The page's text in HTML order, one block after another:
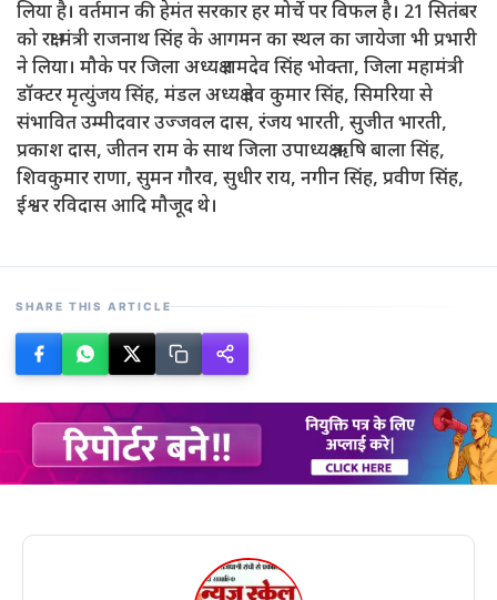
लिया है। वर्तमान की हेमंत सरकार हर मोर्चे पर विफल है। 21 सितंबर
को रक्षा मंत्री राजनाथ सिंह के आगमन का स्थल का जायेजा भी प्रभारी
ने लिया। मौके पर जिला अध्यक्ष रामदेव सिंह भोक्ता, जिला महामंत्री
डॉक्टर मृत्युंजय सिंह, मंडल अध्यक्ष देव कुमार सिंह, सिमरिया से
संभावित उम्मीदवार उज्जवल दास, रंजय भारती, सुजीत भारती,
प्रकाश दास, जीतन राम के साथ जिला उपाध्यक्ष ऋषि बाला सिंह,
शिवकुमार राणा, सुमन गौरव, सुधीर राय, नगीन सिंह, प्रवीण सिंह,
ईश्वर रविदास आदि मौजूद थे।
SHARE THIS ARTICLE